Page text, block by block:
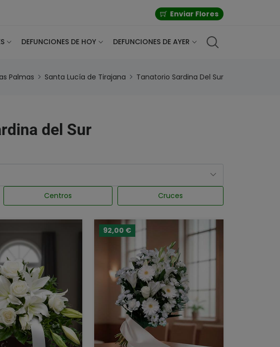
Enviar Flores
DEFUNCIONES DE HOY DEFUNCIONES DE AYER
Palmas Santa Lucía de Tirajana Tanatorio Sardina Del Sur
del Sur
Centros Cruces
92,00 €